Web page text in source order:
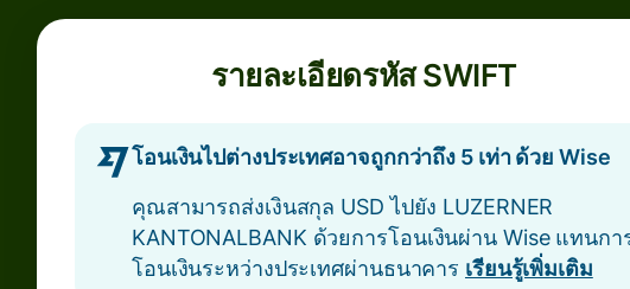
รายละเอียดรหัส SWIFT
โอนเงินไปต่างประเทศอาจถูกกว่าถึง 5 เท่า ด้วย Wise
คุณสามารถส่งเงินสกุล USD ไปยัง LUZERNER
KANTONALBANK ด้วยการโอนเงินผ่าน Wise แทนกา
โอนเงินระหว่างประเทศผ่านธนาคาร เรียนรู้เพิ่มเติม